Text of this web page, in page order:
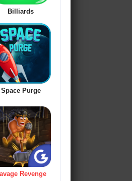
Billiards
Space Purge
Revenge